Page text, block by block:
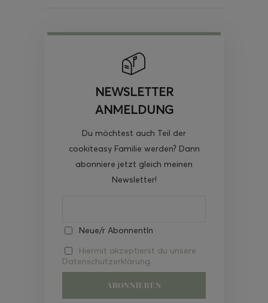
NEWSLETTER
ANMELDUNG
Du möchtest auch Teil der
cookiteasy Familie werden? Dann
abonniere jetzt gleich meinen
Newsletter!
Neue/r AbonnentIn
Hiermit akzeptierst du unsere
Datenschutzerklärung.